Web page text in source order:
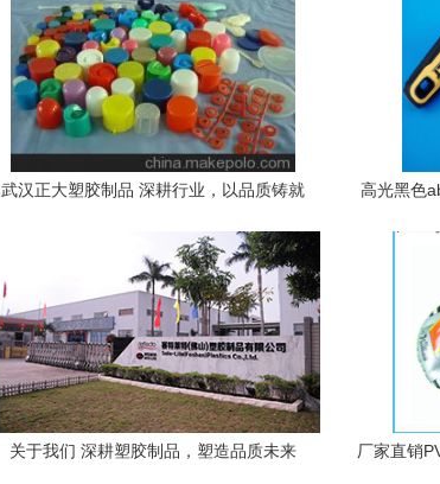
武汉正大塑胶制品 深耕行业，以品质铸就
高光黑色
关于我们 深耕塑胶制品，塑造品质未来
厂家直销